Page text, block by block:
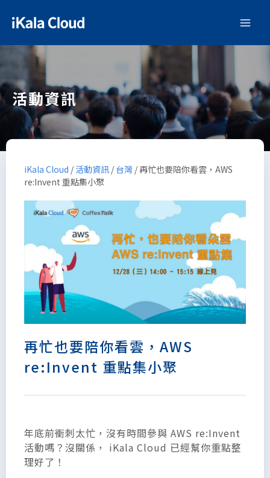
活動資訊
iKala Cloud / 活動資訊 / 台灣 /再忙也要陪你看雲，AWS
re:Invent 重點集小聚
再忙也要陪你看雲，AWS
re:Invent 重點集小聚
年底前衝刺太忙，沒有時間參與 AWS re:Invent
活動嗎？沒關係， iKala Cloud 已經幫你重點整
理好了！